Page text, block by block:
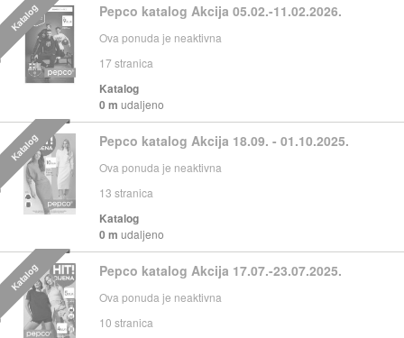
Pepco katalog Akcija 05.02.-11.02.2026.
Ova ponuda je neaktivna
17 stranica
Katalog
0 m udaljeno
Katalog
Pepco katalog Akcija 18.09. - 01.10.2025.
Ova ponuda je neaktivna
13 stranica
Katalog
0 m udaljeno
Katalog
Pepco katalog Akcija 17.07.-23.07.2025.
Ova ponuda je neaktivna
10 stranica
Katalog